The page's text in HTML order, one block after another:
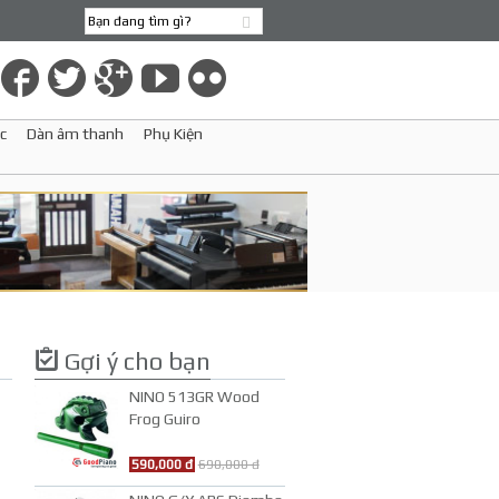
Dàn âm thanh Phụ Kiện
Gợi ý cho bạn
NINO 513GR Wood
Frog Guiro
590,000 đ 690,000 đ